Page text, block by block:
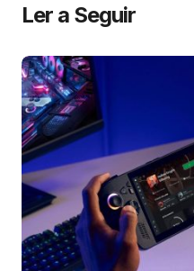
Ler a Seguir